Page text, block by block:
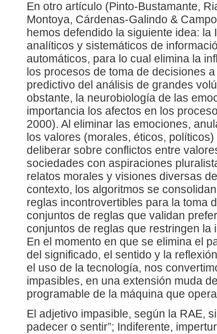
En otro artículo (Pinto-Bustamante,
Montoya, Cárdenas-Galindo &
hemos defendido la siguiente idea: la
analíticos y sistemáticos de
automáticos, para lo cual elimina la
los procesos de toma de decisiones
predictivo del análisis de grandes
obstante, la neurobiología de las
importancia los afectos en los
2000). Al eliminar las emociones,
los valores (morales, éticos,
deliberar sobre conflictos entre
sociedades con aspiraciones
relatos morales y visiones diversas
contexto, los algoritmos se
reglas incontrovertibles para la toma
conjuntos de reglas que validan
conjuntos de reglas que restringen la
En el momento en que se elimina el
del significado, el sentido y la
el uso de la tecnología, nos
impasibles, en una extensión muda
programable de la máquina que
El adjetivo impasible, según la RAE,
padecer o sentir”; Indiferente,